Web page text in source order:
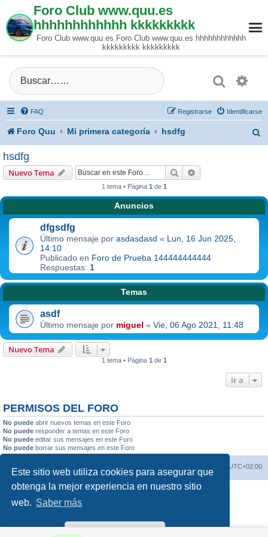
Este sitio web utiliza cookies para asegurar que
obtenga la mejor experiencia en nuestro sitio
web. Saber más
Foro Club www.quu.es
hhhhhhhhhhhh kkkkkkkkk
Foro Club www.quu.es Foro Club www.quu.es hhhhhhhhhhhh
kkkkkkkkk kkkkkkkkk
Buscar
FAQ Identificarse
Registrarse
Foro Quu Mi primera categoría hsdfg
hsdfg
Nuevo Tema Buscar
1 tema • Página 1 de 1
Anuncios
dfgsdfg
Último mensaje por asdasdasd « Lun, 16 Jun 2025,
14:10
Publicado en Foro de Prueba 144444444444
Respuestas: 1
Temas
asdf
Último mensaje por miguel « Vie, 06 Ago 2021, 11:48
Nuevo Tema
1 tema • Página 1 de 1
Ir a
PERMISOS DEL FORO
No puede abrir nuevos temas en este Foro
No puede responder a temas en este Foro
No puede editar sus mensajes en este Foro
No puede borrar sus mensajes en este Foro
Foro Quu UTC+02:00
Desarrollado porphpBB® Forum Software © phpBB Limited
Traducción al español por